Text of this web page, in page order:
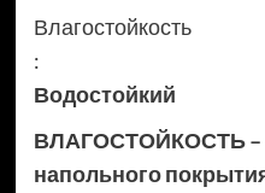
Влагостойкость
:
Водостойкий
ВЛАГОСТОЙКОСТЬ –
напольного